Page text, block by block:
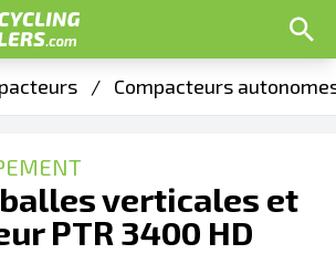
/ Compacteurs
verticales et
PTR 3400 HD